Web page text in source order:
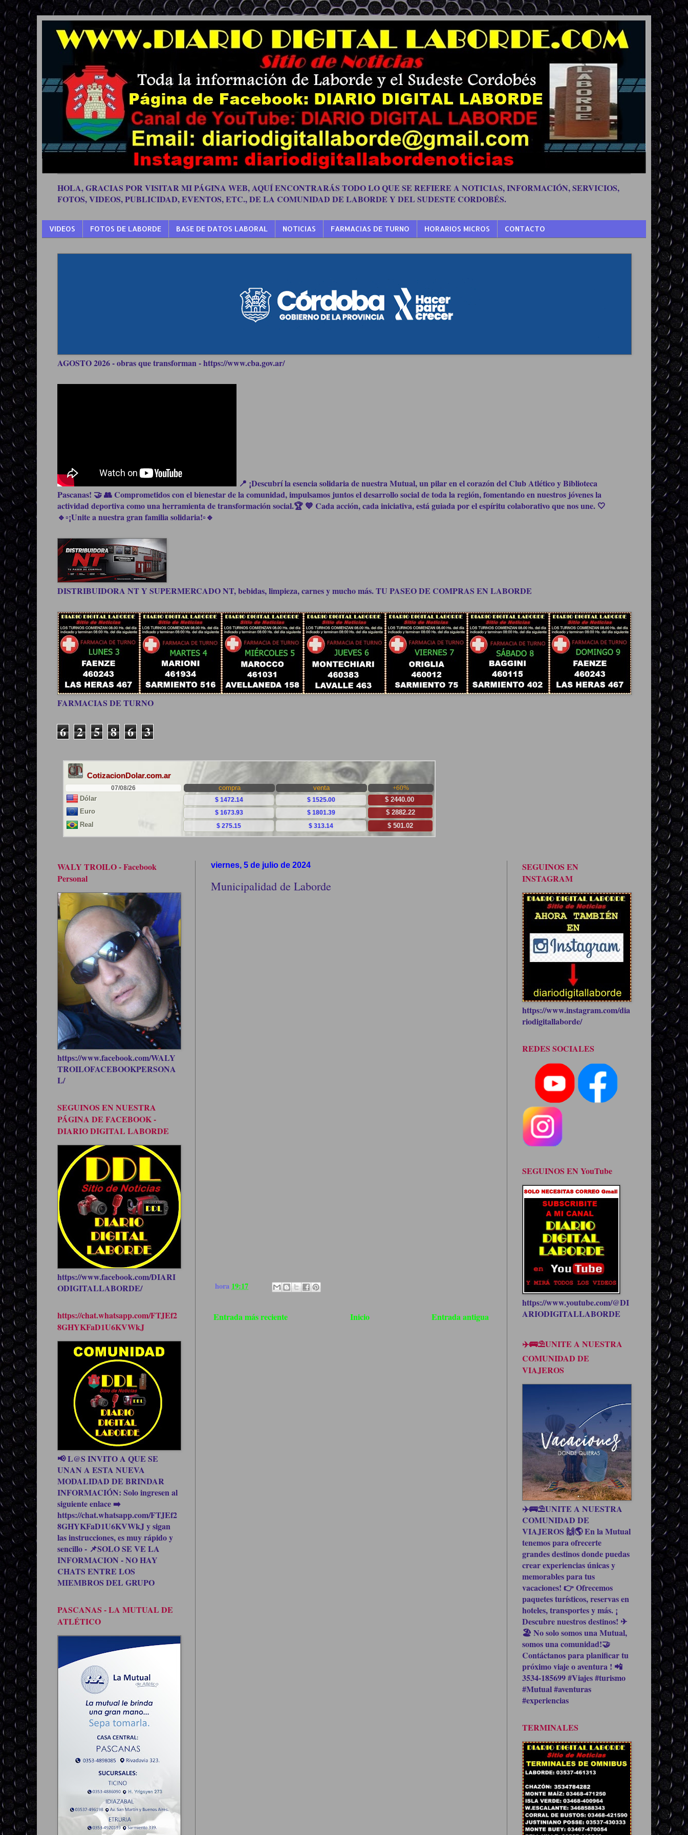
HOLA, GRACIAS POR VISITAR MI PÁGINA WEB, AQUÍ ENCONTRARÁS TODO LO QUE SE REFIERE A NOTICIAS, INFORMACIÓN, SERVICIOS,
FOTOS, VIDEOS, PUBLICIDAD, EVENTOS, ETC., DE LA COMUNIDAD DE LABORDE Y DEL SUDESTE CORDOBÉS.
VIDEOS FOTOS DE LABORDE BASE DE DATOS LABORAL NOTICIAS FARMACIAS DE TURNO HORARIOS MICROS CONTACTO
AGOSTO 2026 - obras que transforman - https://www.cba.gov.ar/
📍 ¡Descubrí la esencia solidaria de nuestra Mutual, un pilar en el corazón del Club Atlético y Biblioteca
Pascanas! 🤝 👥 Comprometidos con el bienestar de la comunidad, impulsamos juntos el desarrollo social de toda la región, fomentando en nuestros jóvenes la
actividad deportiva como una herramienta de transformación social.🏆 💙 Cada acción, cada iniciativa, está guiada por el espíritu colaborativo que nos une. 🤍
🔹▫️¡Unite a nuestra gran familia solidaria!▫️🔹
DISTRIBUIDORA NT Y SUPERMERCADO NT, bebidas, limpieza, carnes y mucho más. TU PASEO DE COMPRAS EN LABORDE
FARMACIAS DE TURNO
6 2 5 8 6 3
viernes, 5 de julio de 2024
Municipalidad de Laborde
hora 19:17
Entrada más reciente Entrada antigua
Inicio
WALY TROILO - Facebook
Personal
https://www.facebook.com/WALY
TROILOFACEBOOKPERSONA
L/
SEGUINOS EN NUESTRA
PÁGINA DE FACEBOOK -
DIARIO DIGITAL LABORDE
https://www.facebook.com/DIARI
ODIGITALLABORDE/
https://chat.whatsapp.com/FTJEf2
8GHYKFaD1U6KVWkJ
📢 L@S INVITO A QUE SE
UNAN A ESTA NUEVA
MODALIDAD DE BRINDAR
INFORMACIÓN: Solo ingresen al
siguiente enlace ➡️
https://chat.whatsapp.com/FTJEf2
8GHYKFaD1U6KVWkJ y sigan
las instrucciones, es muy rápido y
sencillo - 📌SOLO SE VE LA
INFORMACION - NO HAY
CHATS ENTRE LOS
MIEMBROS DEL GRUPO
PASCANAS - LA MUTUAL DE
ATLÉTICO
SEGUINOS EN
INSTAGRAM
https://www.instagram.com/dia
riodigitallaborde/
REDES SOCIALES
SEGUINOS EN YouTube
https://www.youtube.com/@DI
ARIODIGITALLABORDE
✈️🚌⛱UNITE A NUESTRA
COMUNIDAD DE
VIAJEROS
✈️🚌⛱UNITE A NUESTRA
COMUNIDAD DE
VIAJEROS 🙌🌎 En la Mutual
tenemos para ofrecerte
grandes destinos donde puedas
crear experiencias únicas y
memorables para tus
vacaciones! 👉 Ofrecemos
paquetes turísticos, reservas en
hoteles, transportes y más. ¡
Descubre nuestros destinos! ✈
🏖 No solo somos una Mutual,
somos una comunidad!🤝
Contáctanos para planificar tu
próximo viaje o aventura ! 📲
3534-185699 #Viajes #turismo
#Mutual #aventuras
#experiencias
TERMINALES